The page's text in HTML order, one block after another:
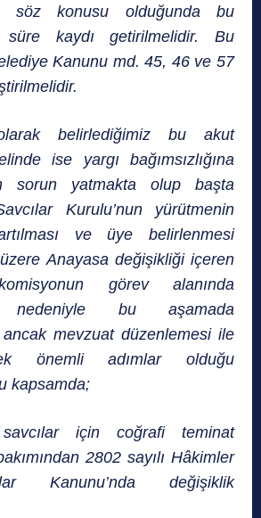
söz konusu olduğunda bu
kaydı getirilmelidir. Bu
Kanunu md. 45, 46 ve 57
belirlediğimiz bu akut
ise yargı bağımsızlığına
sorun yatmakta olup başta
Kurulu’nun yürütmenin
ve üye belirlenmesi
Anayasa değişikliği içeren
görev alanında
nedeniyle bu aşamada
ancak mevzuat düzenlemesi ile
önemli adımlar olduğu
kapsamda;
için coğrafi teminat
2802 sayılı Hâkimler
Kanunu’nda değişiklik